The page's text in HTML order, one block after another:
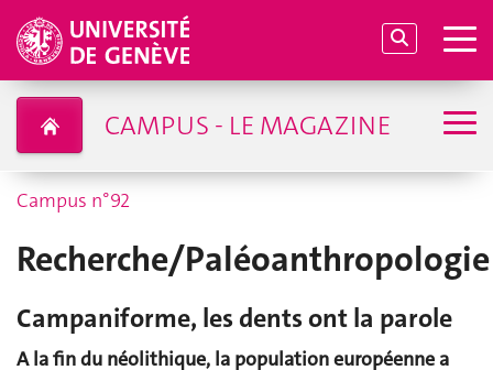
CAMPUS - LE MAGAZINE
Campus n°92
Recherche/Paléoanthropologie
Campaniforme, les dents ont la parole
A la fin du néolithique, la population européenne a